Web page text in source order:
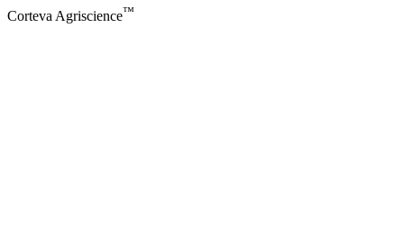
Corteva Agriscience™